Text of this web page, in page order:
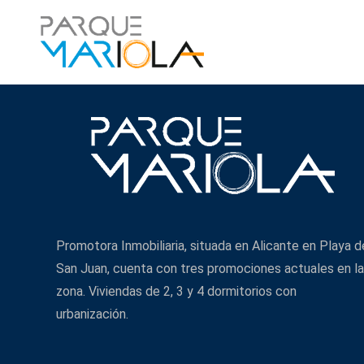
Promotora Inmobiliaria, situada en Alicante en Playa
San Juan, cuenta con tres promociones actuales en la
zona. Viviendas de 2, 3 y 4 dormitorios con
urbanización.